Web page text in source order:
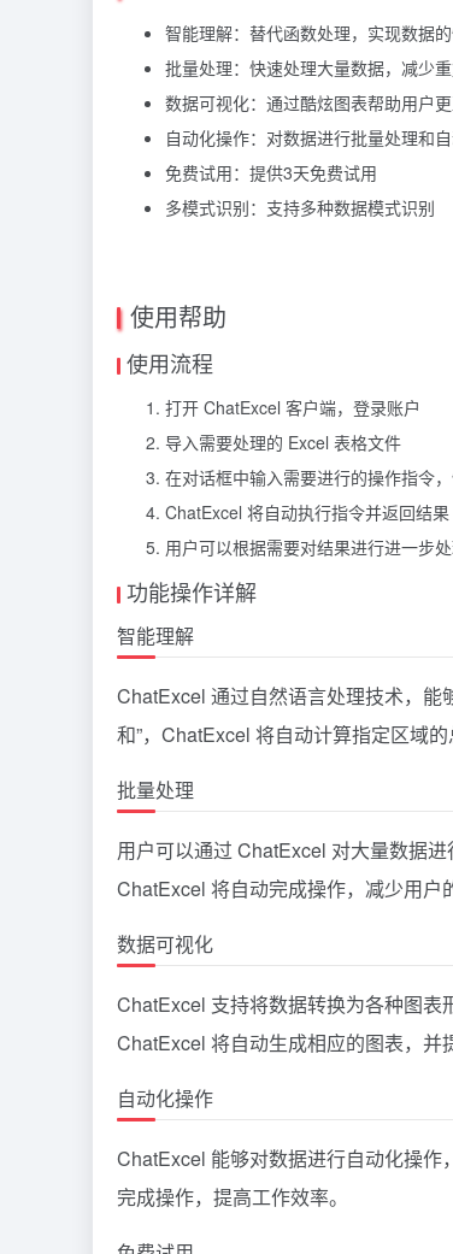
智能理解：替代函数处理，实现数据
批量处理：快速处理大量数据，减少
数据可视化：通过酷炫图表帮助用户
自动化操作：对数据进行批量处理和
免费试用：提供3天免费试用
多模式识别：支持多种数据模式识别
使用帮助
使用流程
打开 ChatExcel 客户端，登录账户
导入需要处理的 Excel 表格文件
在对话框中输入需要进行的操作指令
ChatExcel 将自动执行指令并返回结果
用户可以根据需要对结果进行进一步
功能操作详解
智能理解
ChatExcel 通过自然语言处理技术，能
和”，ChatExcel 将自动计算指定区域的
批量处理
用户可以通过 ChatExcel 对大量数据
ChatExcel 将自动完成操作，减少用户
数据可视化
ChatExcel 支持将数据转换为各种图表
ChatExcel 将自动生成相应的图表，并
自动化操作
ChatExcel 能够对数据进行自动化操
完成操作，提高工作效率。